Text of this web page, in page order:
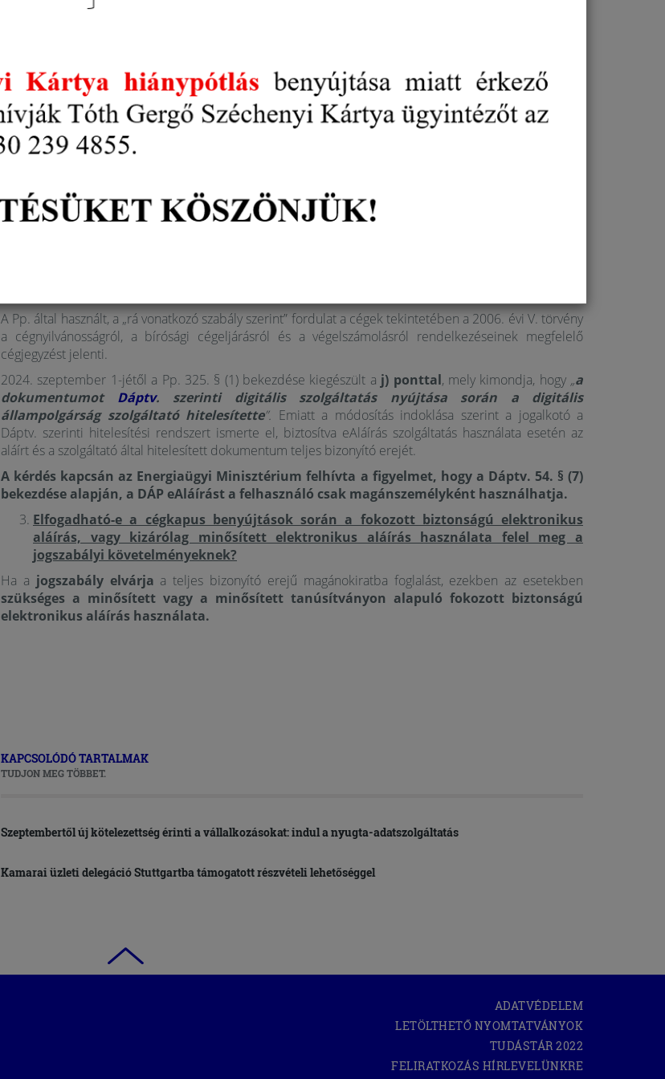
Az MKIK állásfoglalás kérésére az Igazságügyi Minisztérium (továbbiakban: IM) az
járó nyilatkozatok benyújtásához kötelező-e a minősített elektronikus aláírás
alkalmazása?
Az IM válaszában tájékoztatott arról, hogy apolgári perrendtartásról szóló 2016. évi CXXX.
törvény(továbbiakban: Pp.) 325. § (1) bekezdése rendelkezik arról, hogy milyen feltételek mellett
elektronikus aláírását vagy bélyegzőjét kell elhelyezni, és – amennyiben jogszabály úgy
rendelkezik –időbélyegzőt is alkalmazni kell. A bekezdés (d) pontja szerint jogi személy esetében
A Pp. által használt, a „rá vonatkozó szabály szerint” fordulat a cégek tekintetében a 2006. évi V. törvény
a cégnyilvánosságról, a bírósági cégeljárásról és a végelszámolásról rendelkezéseinek megfelelő
cégjegyzést jelenti.
2024. szeptember 1-jétől a Pp. 325. § (1) bekezdése kiegészült a j) ponttal, mely kimondja, hogy „a
dokumentumot Dáptv. szerinti digitális szolgáltatás nyújtása során a digitális
állampolgárság szolgáltató hitelesítette”. Emiatt a módosítás indoklása szerint a jogalkotó a
Dáptv. szerinti hitelesítési rendszert ismerte el, biztosítva eAláírás szolgáltatás használata esetén az
aláírt és a szolgáltató által hitelesített dokumentum teljes bizonyító erejét.
A kérdés kapcsán az Energiaügyi Minisztérium felhívta a figyelmet, hogy a Dáptv. 54. § (7)
bekezdése alapján, a DÁP eAláírást a felhasználó csak magánszemélyként használhatja.
Elfogadható-e a cégkapus benyújtások során a fokozott biztonságú elektronikus
aláírás, vagy kizárólag minősített elektronikus aláírás használata felel meg a
jogszabályi követelményeknek?
Ha a jogszabály elvárja a teljes bizonyító erejű magánokiratba foglalást, ezekben az esetekben
szükséges a minősített vagy a minősített tanúsítványon alapuló fokozott biztonságú
elektronikus aláírás használata.
KAPCSOLÓDÓ TARTALMAK
TUDJON MEG TÖBBET.
Szeptembertől új kötelezettség érinti a vállalkozásokat: indul a nyugta-adatszolgáltatás
Kamarai üzleti delegáció Stuttgartba támogatott részvételi lehetőséggel
ADATVÉDELEM
LETÖLTHETŐ NYOMTATVÁNYOK
TUDÁSTÁR 2022
NEW
FELIRATKOZÁS HÍRLEVELÜNKRE